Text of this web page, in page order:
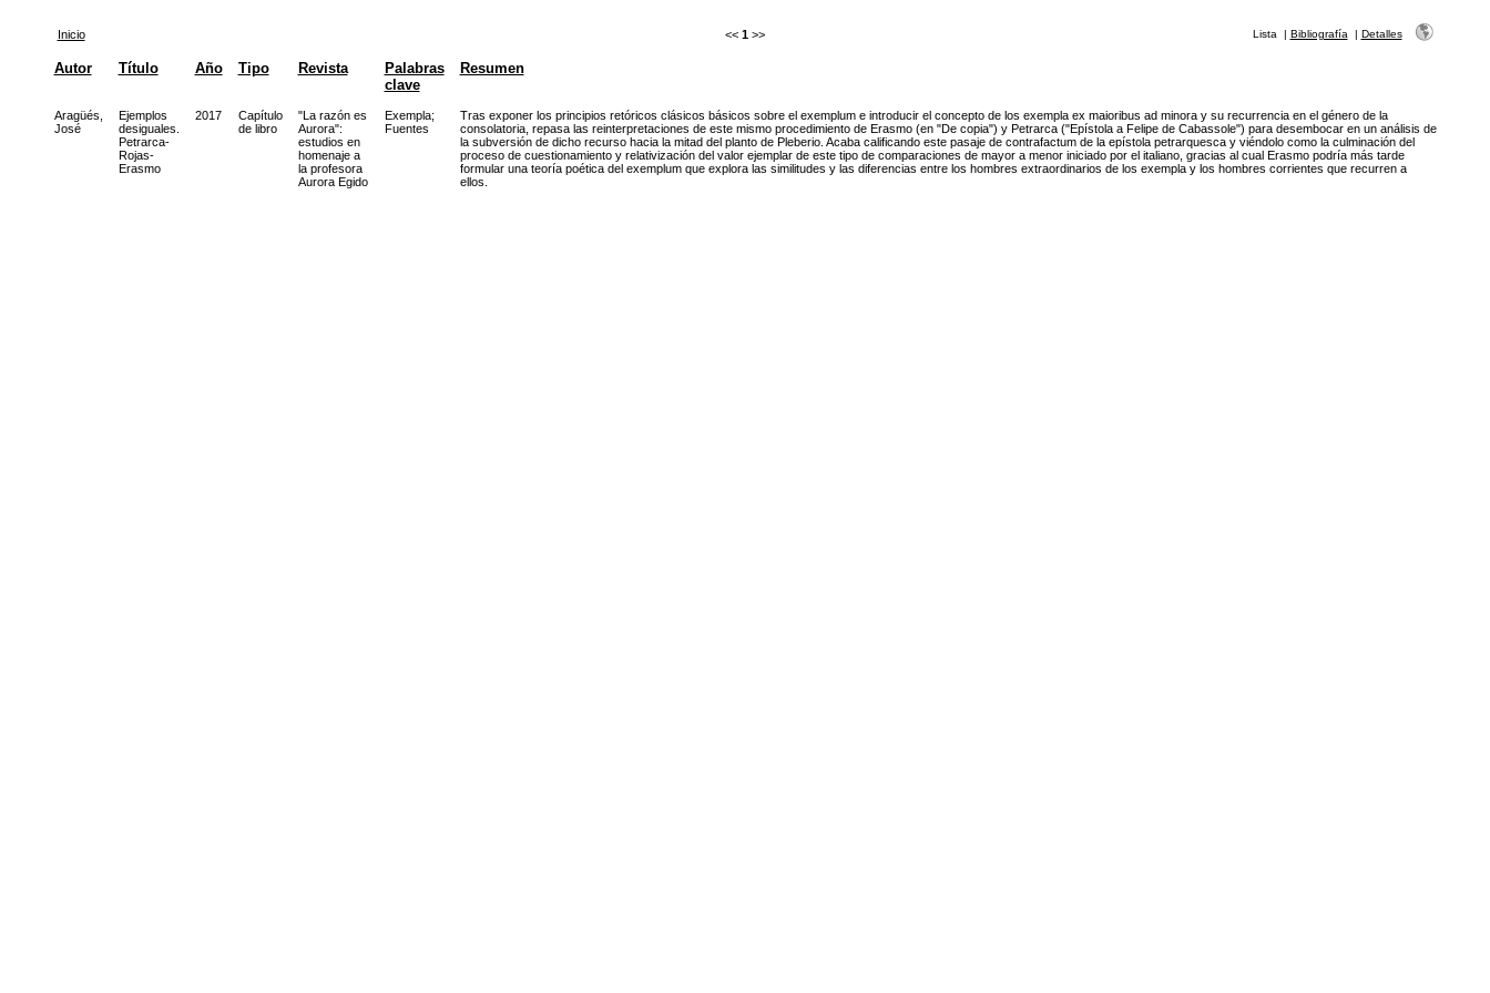
Inicio << 1 >> Lista | Bibliografía | Detalles
Autor Título Año Tipo Revista
Palabras
clave
Resumen
Aragüés,
José
Ejemplos
desiguales.
Petrarca-
Rojas-
Erasmo
2017
Capítulo
de libro
"La razón es
Aurora":
estudios en
homenaje a
la profesora
Aurora Egido
Exempla;
Fuentes
Tras exponer los principios retóricos clásicos básicos sobre el exemplum e introducir el concepto de los exempla ex maioribus ad minora y su recurrencia en el género de la
consolatoria, repasa las reinterpretaciones de este mismo procedimiento de Erasmo (en "De copia") y Petrarca ("Epístola a Felipe de Cabassole") para desembocar en un análisis de
la subversión de dicho recurso hacia la mitad del planto de Pleberio. Acaba calificando este pasaje de contrafactum de la epístola petrarquesca y viéndolo como la culminación del
proceso de cuestionamiento y relativización del valor ejemplar de este tipo de comparaciones de mayor a menor iniciado por el italiano, gracias al cual Erasmo podría más tarde
formular una teoría poética del exemplum que explora las similitudes y las diferencias entre los hombres extraordinarios de los exempla y los hombres corrientes que recurren a
ellos.